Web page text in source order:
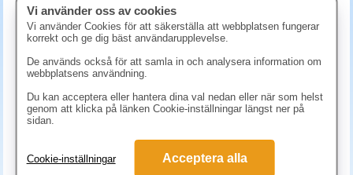
198.80 kr (inkl. moms)
Vi använder oss av cookies
Vi använder Cookies för att säkerställa att webbplatsen fungerar
korrekt och ge dig bäst användarupplevelse.
De används också för att samla in och analysera information om
webbplatsens användning.
Du kan acceptera eller hantera dina val nedan eller när som helst
genom att klicka på länken Cookie-inställningar längst ner på
sidan.
Cookie-inställningar Acceptera alla